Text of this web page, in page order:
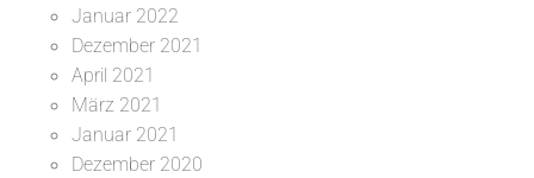
Januar 2022
Dezember 2021
April 2021
März 2021
Januar 2021
Dezember 2020